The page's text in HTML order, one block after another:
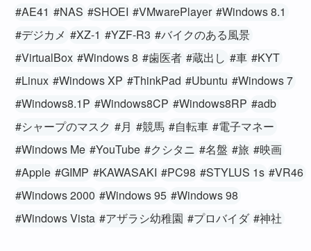
#AE41 #NAS #SHOEI #VMwarePlayer #Windows 8.1
#デジカメ #XZ-1 #YZF-R3 #バイクのある風景
#VirtualBox #Windows 8 #歯医者 #蔵出し #車 #KYT
#Linux #Windows XP #ThinkPad #Ubuntu #Windows 7
#Windows8.1P #Windows8CP #Windows8RP #adb
#シャープのマスク #月 #競馬 #自転車 #電子マネー
#Windows Me #YouTube #クシタニ #名盤 #旅 #映画
#Apple #GIMP #KAWASAKI #PC98 #STYLUS 1s #VR46
#Windows 2000 #Windows 95 #Windows 98
#Windows Vista #アザラシ幼稚園 #プロバイダ #神社